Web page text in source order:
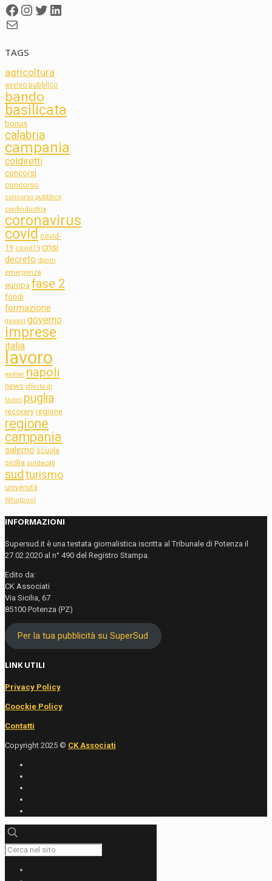
Facebook
Instagram
Twitter
LinkedIn
Mail
TAGS
agricoltura
avviso pubblico
bando
basilicata
bonus
calabria
campania
coldiretti
concorsi
concorso
concorso pubblico
confindustria
coronavirus
covid covid-
19 covid19 crisi
decreto dpcm
emergenza
europa fase 2
fondi
formazione
giovani governo
imprese
italia
lavoro
molise napoli
news offerta di
lavoro puglia
recovery regione
regione
campania
salerno scuola
sicilia sindacati
sudturismo
università
Whirlpool
INFORMAZIONI
Supersud.it è una testata giornalistica iscritta al Tribunale di Potenza il
27.02.2020 al n° 490 del Registro Stampa.
Edito da:
CK Associati
Via Sicilia, 67
85100 Potenza (PZ)
Per la tua pubblicità su SuperSud
LINK UTILI
Privacy Policy
Coockie Policy
Contatti
Copyright 2025 © CK Associati